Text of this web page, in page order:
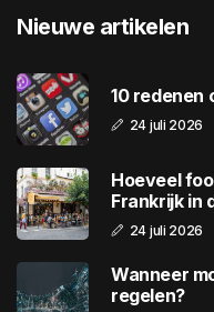
Nieuwe artikelen
10 redenen
24 juli 2026
Hoeveel
Frankrijk in
24 juli 2026
Wanneer
regelen?